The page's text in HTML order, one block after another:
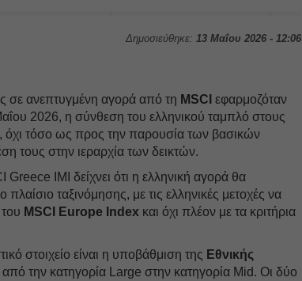
Δημοσιεύθηκε: 13 Μαΐου 2026 - 12:06
σε ανεπτυγμένη αγορά από τη MSCI εφαρμοζόταν
2026, η σύνθεση του ελληνικού ταμπλό στους
όχι τόσο ως προς την παρουσία των βασικών
τους στην ιεραρχία των δεικτών.
IMI δείχνει ότι η ελληνική αγορά θα
ταξινόμησης, με τις ελληνικές μετοχές να
MSCI Europe Index και όχι πλέον με τα κριτήρια
στοιχείο είναι η υποβάθμιση της Εθνικής
από την κατηγορία Large στην κατηγορία Mid. Οι δύο